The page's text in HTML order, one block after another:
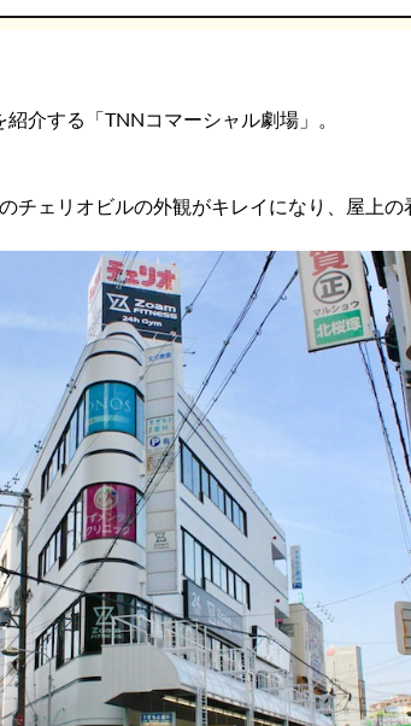
介する「TNNコマーシャル劇場」。
チェリオビルの外観がキレイになり、屋上の